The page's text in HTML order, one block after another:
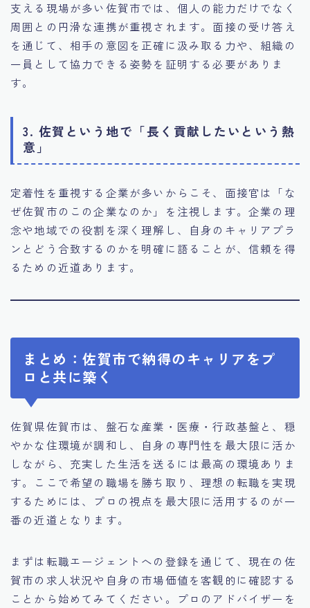
支える現場が多い佐賀市では、個人の能力だけでなく
周囲との円滑な連携が重視されます。面接の受け答え
を通じて、相手の意図を正確に汲み取る力や、組織の
一員として協力できる姿勢を証明する必要がありま
す。
3. 佐賀という地で「長く貢献したいという熱
意」
定着性を重視する企業が多いからこそ、面接官は「な
ぜ佐賀市のこの企業なのか」を注視します。企業の理
念や地域での役割を深く理解し、自身のキャリアプラ
ンとどう合致するのかを明確に語ることが、信頼を得
るための近道あります。
まとめ：佐賀市で納得のキャリアをプ
ロと共に築く
佐賀県佐賀市は、盤石な産業・医療・行政基盤と、穏
やかな住環境が調和し、自身の専門性を最大限に活か
しながら、充実した生活を送るには最高の環境ありま
す。ここで希望の職場を勝ち取り、理想の転職を実現
するためには、プロの視点を最大限に活用するのが一
番の近道となります。
まずは転職エージェントへの登録を通じて、現在の佐
賀市の求人状況や自身の市場価値を客観的に確認する
ことから始めてみてください。プロのアドバイザーを